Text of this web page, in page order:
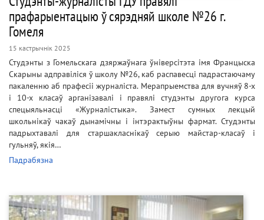
прафарыентацыю ў сярэдняй школе №26 г.
Гомеля
15 кастрычнік 2025
Студэнты з Гомельскага дзяржаўнага ўніверсітэта імя Францыска
Скарыны адправіліся ў школу №26, каб распавесці падрастаючаму
пакаленню аб прафесіі журналіста. Мерапрыемства для вучняў 8-х
і 10-х класаў арганізавалі і правялі студэнты другога курса
спецыяльнасці «Журналістыка». Замест сумных лекцый
школьнікаў чакаў дынамічны і інтэрактыўны фармат. Студэнты
падрыхтавалі для старшакласнікаў серыю майстар-класаў і
гульняў, якія…
Падрабязна